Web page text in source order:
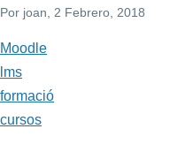
navegación
Por joan , 2 Febrero, 2018
Moodle
lms
formació
cursos